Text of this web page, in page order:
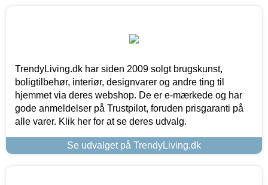
TrendyLiving.dk har siden 2009 solgt brugskunst,
boligtilbehør, interiør, designvarer og andre ting til
hjemmet via deres webshop. De er e-mærkede og har
gode anmeldelser på Trustpilot, foruden prisgaranti på
alle varer. Klik her for at se deres udvalg.
Se udvalget på TrendyLiving.dk